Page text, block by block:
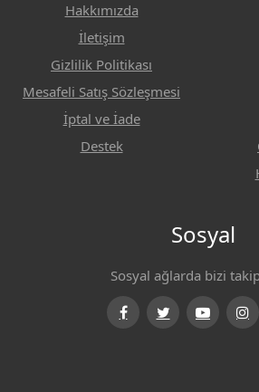
Hakkımızda
İletişim
Gizlilik Politikası
Mesafeli Satış Sözleşmesi
İptal ve İade
Destek
Sosyal
Sosyal ağlarda bizi
FacebookTwitterYoutube